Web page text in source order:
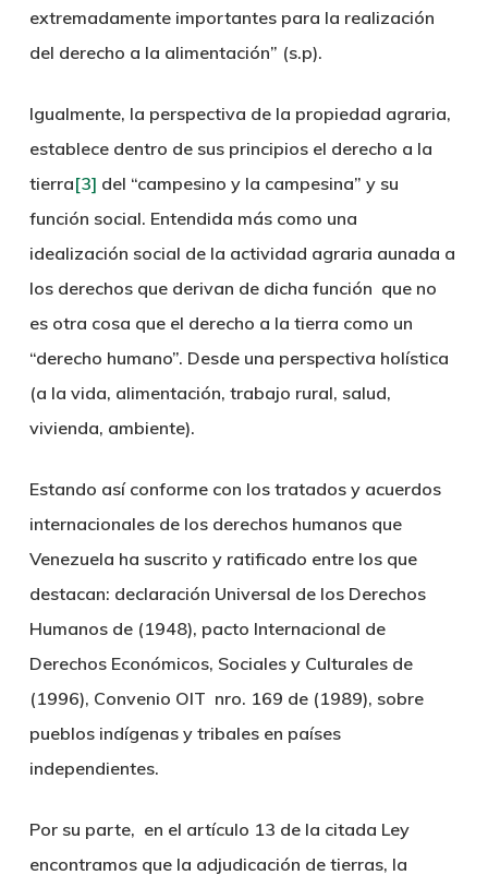
extremadamente importantes para la realización
del derecho a la alimentación” (s.p).
Igualmente, la perspectiva de la propiedad agraria,
establece dentro de sus principios el derecho a la
tierra[3] del “campesino y la campesina” y su
función social. Entendida más como una
idealización social de la actividad agraria aunada a
los derechos que derivan de dicha función que no
es otra cosa que el derecho a la tierra como un
“derecho humano”. Desde una perspectiva holística
(a la vida, alimentación, trabajo rural, salud,
vivienda, ambiente).
Estando así conforme con los tratados y acuerdos
internacionales de los derechos humanos que
Venezuela ha suscrito y ratificado entre los que
destacan: declaración Universal de los Derechos
Humanos de (1948), pacto Internacional de
Derechos Económicos, Sociales y Culturales de
(1996), Convenio OIT nro. 169 de (1989), sobre
pueblos indígenas y tribales en países
independientes.
Por su parte, en el artículo 13 de la citada Ley
encontramos que la adjudicación de tierras, la